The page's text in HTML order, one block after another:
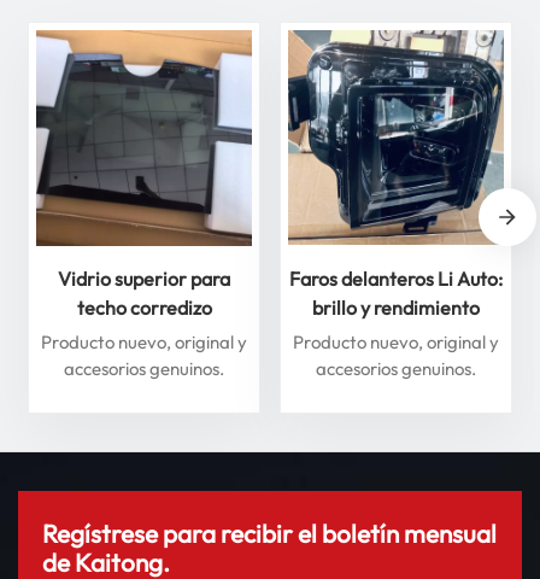
Vidrio superior para
techo corredizo
delantero y trasero para
Li Auto Serie L: mejore
Producto nuevo, original y
accesorios genuinos.
Faros delanteros Li Auto:
brillo y rendimiento
superiores para máxima
seguridad
Producto nuevo, original y
accesorios genuinos.
Regístrese para recibir el boletín mensual
de Kaitong.